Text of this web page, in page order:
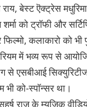
राय, बेस्ट ऎक्ट्रेस
शर्मा को ट्रॉफी और
कलाकारो को भी
में भव्य रूप से
से एसबीआई
भी को-स्पॉन्सर था।
राज के म्युज़िक